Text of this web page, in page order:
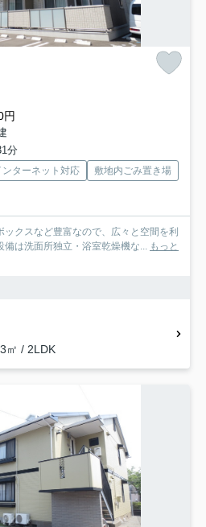
円
分
ンターネット対応
敷地内ごみ置き場
クスなど豊富なので、広々と空間を利
備は洗面所独立・浴室乾燥機な... もっと
㎡ / 2LDK